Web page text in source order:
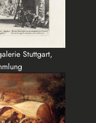
Stuttgart,